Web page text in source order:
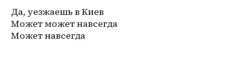
Да, уезжаешь в Киев
Может может навсегда
Может навсегда